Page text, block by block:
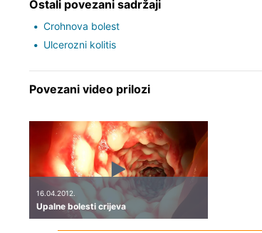
Ostali povezani sadržaji
Crohnova bolest
Ulcerozni kolitis
Povezani video prilozi
16.04.2012.
Upalne bolesti crijeva